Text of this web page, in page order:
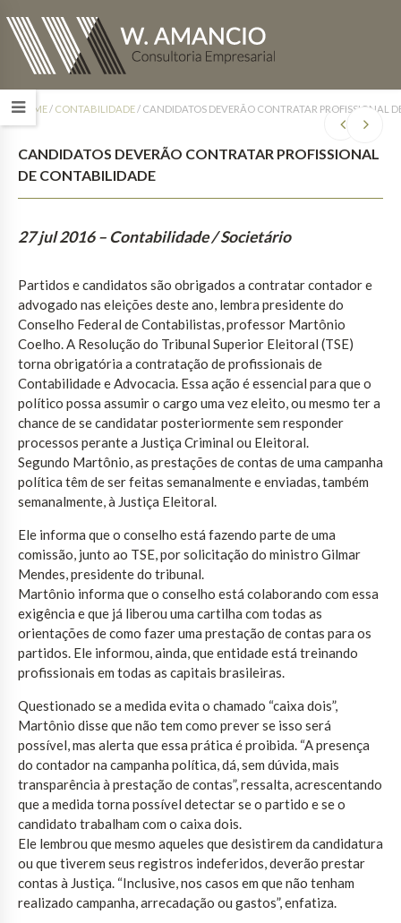
HOME/ CONTABILIDADE/ CANDIDATOS DEVERÃO CONTRATAR PROFISSIONAL
CANDIDATOS DEVERÃO CONTRATAR PROFISSIONAL
DE CONTABILIDADE
27 jul 2016 – Contabilidade / Societário
Partidos e candidatos são obrigados a contratar contador e
advogado nas eleições deste ano, lembra presidente do
Conselho Federal de Contabilistas, professor Martônio
Coelho. A Resolução do Tribunal Superior Eleitoral (TSE)
torna obrigatória a contratação de profissionais de
Contabilidade e Advocacia. Essa ação é essencial para que o
político possa assumir o cargo uma vez eleito, ou mesmo ter a
chance de se candidatar posteriormente sem responder
processos perante a Justiça Criminal ou Eleitoral.
Segundo Martônio, as prestações de contas de uma campanha
política têm de ser feitas semanalmente e enviadas, também
semanalmente, à Justiça Eleitoral.
Ele informa que o conselho está fazendo parte de uma
comissão, junto ao TSE, por solicitação do ministro Gilmar
Mendes, presidente do tribunal.
Martônio informa que o conselho está colaborando com essa
exigência e que já liberou uma cartilha com todas as
orientações de como fazer uma prestação de contas para os
partidos. Ele informou, ainda, que entidade está treinando
profissionais em todas as capitais brasileiras.
Questionado se a medida evita o chamado “caixa dois”,
Martônio disse que não tem como prever se isso será
possível, mas alerta que essa prática é proibida. “A presença
do contador na campanha política, dá, sem dúvida, mais
transparência à prestação de contas”, ressalta, acrescentando
que a medida torna possível detectar se o partido e se o
candidato trabalham com o caixa dois.
Ele lembrou que mesmo aqueles que desistirem da candidatura
ou que tiverem seus registros indeferidos, deverão prestar
contas à Justiça. “Inclusive, nos casos em que não tenham
realizado campanha, arrecadação ou gastos”, enfatiza.